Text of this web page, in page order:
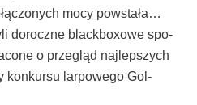
mocy powsta­ła…
dorocz­ne black­bo­xo­we spo­
o prze­gląd naj­lep­szych
kon­kur­su lar­po­we­go Gol­